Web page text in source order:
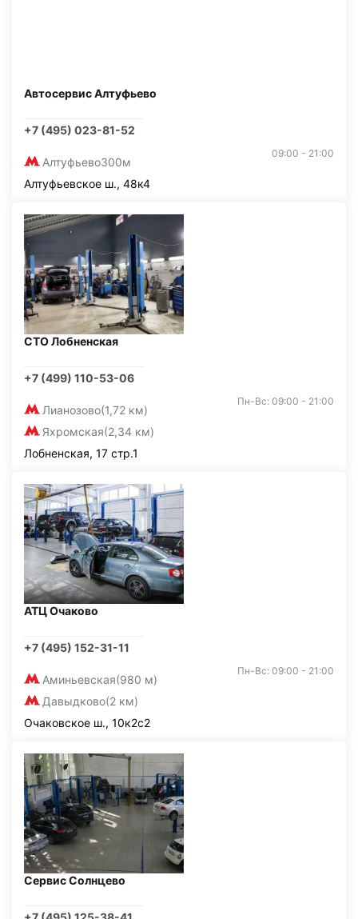
Автосервис Алтуфьево
+7 (495) 023-81-52
Алтуфьево300м
09:00 - 21:00
Алтуфьевское ш., 48к4
СТО Лобненская
+7 (499) 110-53-06
Лианозово(1,72 км)
Яхромская(2,34 км)
Пн-Вс: 09:00 - 21:00
Лобненская, 17 стр.1
АТЦ Очаково
+7 (495) 152-31-11
Аминьевская(980 м)
Давыдково(2 км)
Пн-Вс: 09:00 - 21:00
Очаковское ш., 10к2с2
Сервис Солнцево